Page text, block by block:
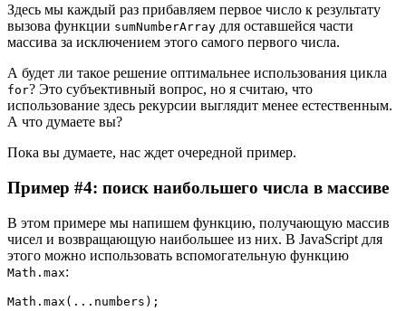
Здесь мы каждый раз прибавляем первое число к результату
вызова функции sumNumberArray для оставшейся части
массива за исключением этого самого первого числа.
А будет ли такое решение оптимальнее использования цикла
for? Это субъективный вопрос, но я считаю, что
использование здесь рекурсии выглядит менее естественным.
А что думаете вы?
Пока вы думаете, нас ждет очередной пример.
Пример #4: поиск наибольшего числа в массиве
В этом примере мы напишем функцию, получающую массив
чисел и возвращающую наибольшее из них. В JavaScript для
этого можно использовать вспомогательную функцию
Math.max:
Math.max(...numbers);